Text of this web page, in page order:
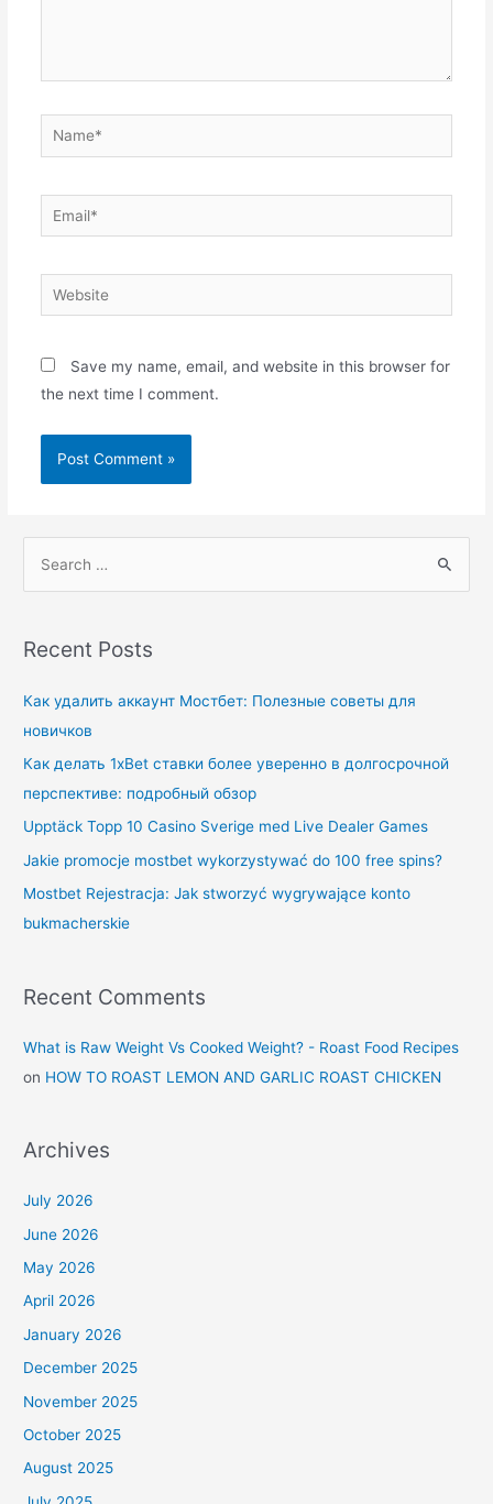
Save my name, email, and website in this browser for
the next time I comment.
Recent Posts
Как удалить аккаунт Мостбет: Полезные советы для
новичков
Как делать 1xBet ставки более уверенно в долгосрочной
перспективе: подробный обзор
Upptäck Topp 10 Casino Sverige med Live Dealer Games
Jakie promocje mostbet wykorzystywać do 100 free spins?
Mostbet Rejestracja: Jak stworzyć wygrywające konto
bukmacherskie
Recent Comments
What is Raw Weight Vs Cooked Weight? - Roast Food Recipes
on HOW TO ROAST LEMON AND GARLIC ROAST CHICKEN
Archives
July 2026
June 2026
May 2026
April 2026
January 2026
December 2025
November 2025
October 2025
August 2025